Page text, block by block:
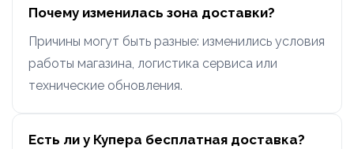
Почему изменилась зона доставки?
Причины могут быть разные: изменились условия
работы магазина, логистика сервиса или
технические обновления.
Есть ли у Купера бесплатная доставка?